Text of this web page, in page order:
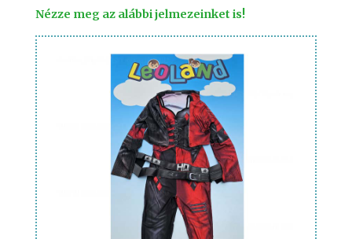
Nézze meg az alábbi jelmezeinket is!